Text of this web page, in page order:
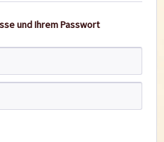
und Ihrem Passwort